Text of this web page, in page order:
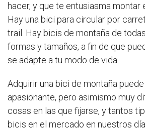
hacer, y que te entusiasma montar
Hay una bici para circular por
trail. Hay bicis de montaña de
formas y tamaños, a fin de que
se adapte a tu modo de vida.
Adquirir una bici de montaña
apasionante, pero asimismo muy
cosas en las que fijarse, y tantos
bicis en el mercado en nuestros